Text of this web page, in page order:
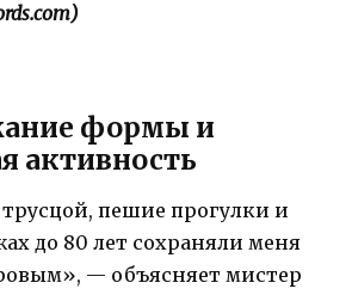
формы и
активность
пешие прогулки и
до 80 лет сохраняли меня
— объясняет мистер